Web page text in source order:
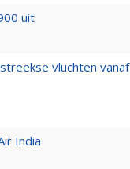
uit
vluchten vanaf
India